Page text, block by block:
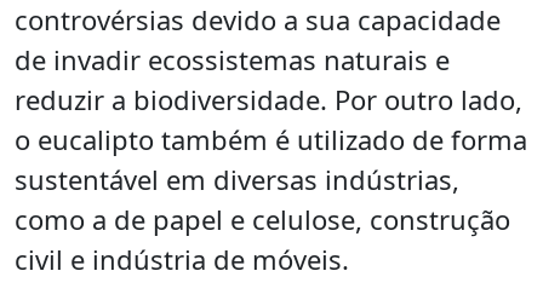
controvérsias devido a sua capacidade
de invadir ecossistemas naturais e
reduzir a biodiversidade. Por outro lado,
o eucalipto também é utilizado de forma
sustentável em diversas indústrias,
como a de papel e celulose, construção
civil e indústria de móveis.